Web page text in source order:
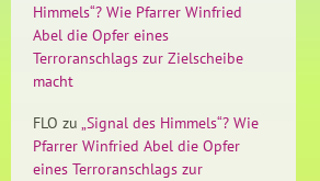
Himmels“? Wie Pfarrer Winfried
Abel die Opfer eines
Terroranschlags zur Zielscheibe
macht
FLO zu „Signal des Himmels“? Wie
Pfarrer Winfried Abel die Opfer
eines Terroranschlags zur